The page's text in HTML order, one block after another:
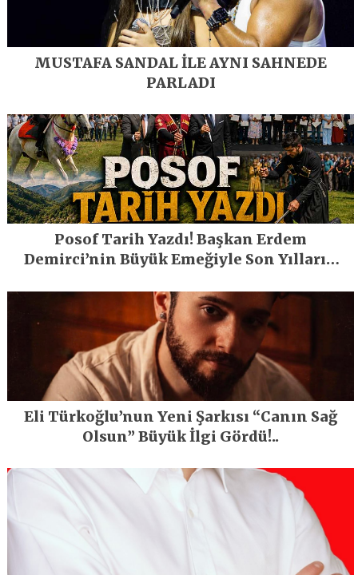
MUSTAFA SANDAL İLE AYNI SAHNEDE
PARLADI
Posof Tarih Yazdı! Başkan Erdem
Demirci’nin Büyük Emeğiyle Son Yılların
Eli Türkoğlu’nun Yeni Şarkısı “Canın Sağ
Olsun” Büyük İlgi Gördü!..